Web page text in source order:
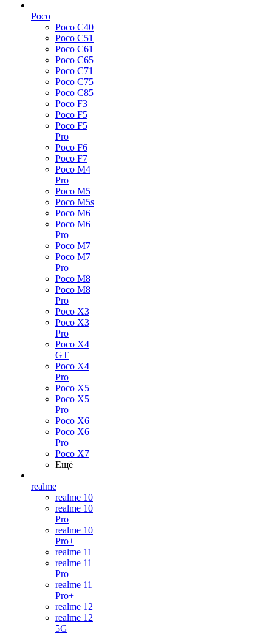
Poco
Poco C40
Poco C51
Poco C61
Poco C65
Poco C71
Poco C75
Poco C85
Poco F3
Poco F5
Poco F5
Pro
Poco F6
Poco F7
Poco M4
Pro
Poco M5
Poco M5s
Poco M6
Poco M6
Pro
Poco M7
Poco M7
Pro
Poco M8
Poco M8
Pro
Poco X3
Poco X3
Pro
Poco X4
GT
Poco X4
Pro
Poco X5
Poco X5
Pro
Poco X6
Poco X6
Pro
Poco X7
Ещё
realme
realme 10
realme 10
Pro
realme 10
Pro+
realme 11
realme 11
Pro
realme 11
Pro+
realme 12
realme 12
5G